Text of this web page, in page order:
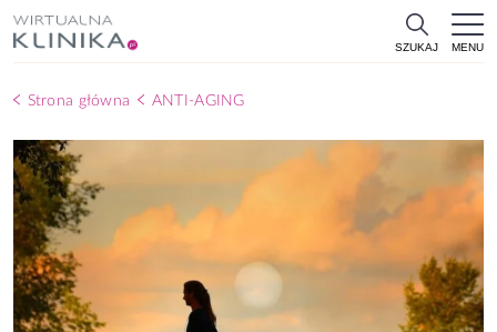
SZUKAJ MENU
Strona główna ANTI-AGING